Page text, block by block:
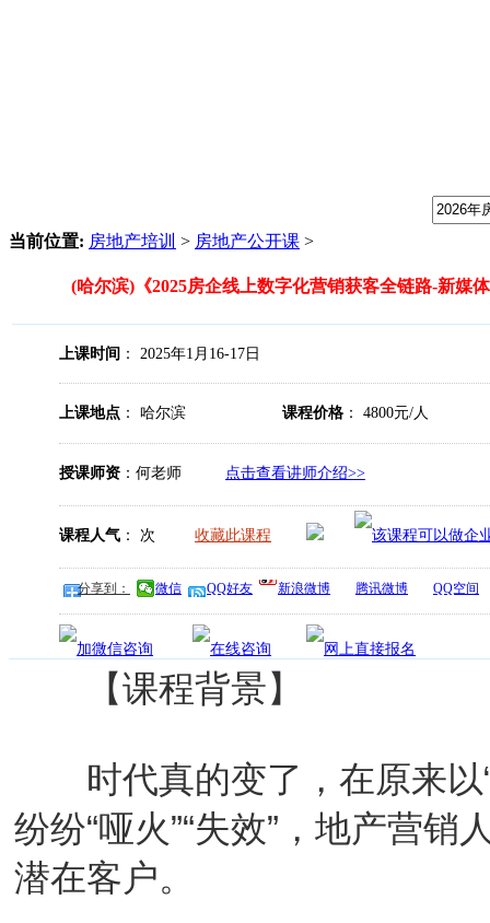
当前位置: 房地产培训 > 房地产公开课 >
(哈尔滨)《2025房企线上数字化营销获客全链路-新媒
上课时间 ： 2025年1月16-17日
上课地点 ： 哈尔滨 课程价格 ： 4800元/人
授课师资 ：何老师 点击查看讲师介绍>>
课程人气 ： 次 收藏此课程
分享到： 微信 QQ好友 新浪微博 腾讯微博 QQ空间
【课程背景】
时代真的变了，在原来以“
纷纷“哑火”“失效”，地产营
潜在客户。